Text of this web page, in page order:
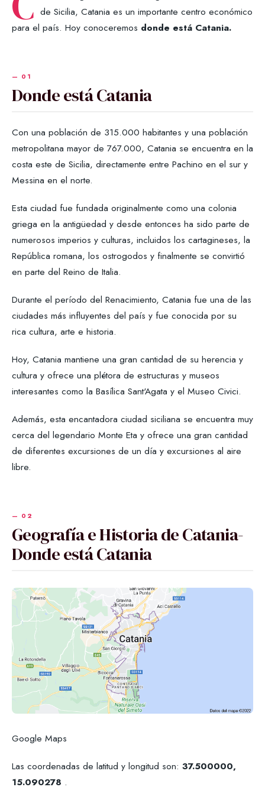
de Sicilia, Catania es un importante centro económico
para el país. Hoy conoceremos donde está Catania.
Donde está Catania
Con una población de 315.000 habitantes y una población
metropolitana mayor de 767.000, Catania se encuentra en la
costa este de Sicilia, directamente entre Pachino en el sur y
Messina en el norte.
Esta ciudad fue fundada originalmente como una colonia
griega en la antigüedad y desde entonces ha sido parte de
numerosos imperios y culturas, incluidos los cartagineses, la
República romana, los ostrogodos y finalmente se convirtió
en parte del Reino de Italia.
Durante el período del Renacimiento, Catania fue una de las
ciudades más influyentes del país y fue conocida por su
rica cultura, arte e historia.
Hoy, Catania mantiene una gran cantidad de su herencia y
cultura y ofrece una plétora de estructuras y museos
interesantes como la Basílica Sant'Agata y el Museo Civici.
Además, esta encantadora ciudad siciliana se encuentra muy
cerca del legendario Monte Eta y ofrece una gran cantidad
de diferentes excursiones de un día y excursiones al aire
libre.
Geografía e Historia de Catania-
Donde está Catania
Google Maps
Las coordenadas de latitud y longitud son: 37.500000,
15.090278 .